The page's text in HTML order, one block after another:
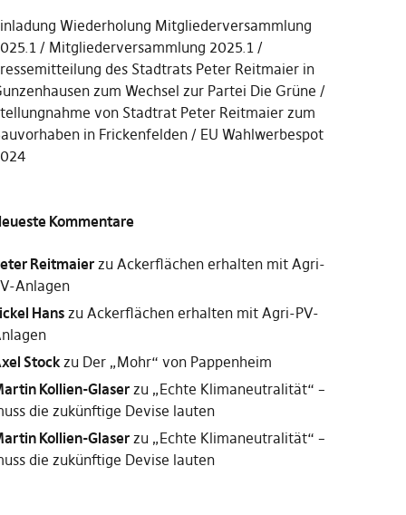
Wiederholung Mitgliederversammlung
Mitgliederversammlung 2025.1
des Stadtrats Peter Reitmaier in
zum Wechsel zur Partei Die Grüne
von Stadtrat Peter Reitmaier zum
in Frickenfelden
EU Wahlwerbespot
Kommentare
Reitmaierzu Ackerflächen erhalten mit Agri-
Anlagen
Hanszu Ackerflächen erhalten mit Agri-PV-
Stockzu Der „Mohr“ von Pappenheim
Kollien-Glaserzu „Echte Klimaneutralität“ –
die zukünftige Devise lauten
Kollien-Glaserzu „Echte Klimaneutralität“ –
die zukünftige Devise lauten